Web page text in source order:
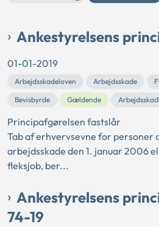
Ankestyrelsens
01-01-2019
Arbejdsskadeloven Arbejdsskade
Bevisbyrde
Gældende
Principafgørelsen fastslår
Tab af erhvervsevne for personer
arbejdsskade den 1. januar 2006
fleksjob, ber...
Ankestyrelsens
74-19